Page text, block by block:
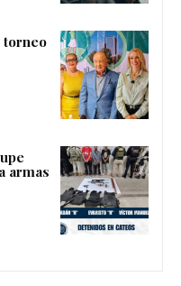
torneo
armas